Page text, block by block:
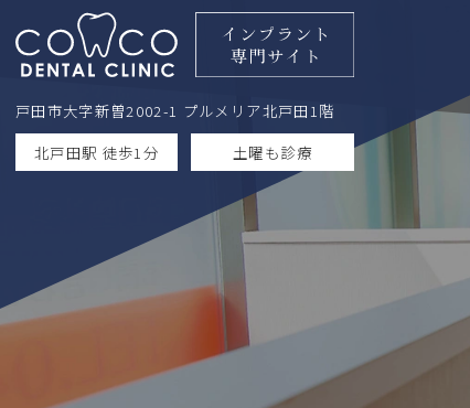
戸田市大字新曽2002-1 プルメリア北戸田1階
北戸田駅 徒歩1分
土曜も診療